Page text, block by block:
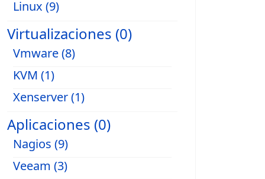
Linux (9)
Virtualizaciones (0)
Vmware (8)
KVM (1)
Xenserver (1)
Aplicaciones (0)
Nagios (9)
Veeam (3)